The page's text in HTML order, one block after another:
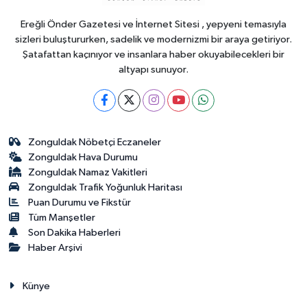
Ereğli Önder Gazetesi ve İnternet Sitesi , yepyeni temasıyla
sizleri buluştururken, sadelik ve modernizmi bir araya getiriyor.
Şatafattan kaçınıyor ve insanlara haber okuyabilecekleri bir
altyapı sunuyor.
Zonguldak Nöbetçi Eczaneler
Zonguldak Hava Durumu
Zonguldak Namaz Vakitleri
Zonguldak Trafik Yoğunluk Haritası
Puan Durumu ve Fikstür
Tüm Manşetler
Son Dakika Haberleri
Haber Arşivi
Künye